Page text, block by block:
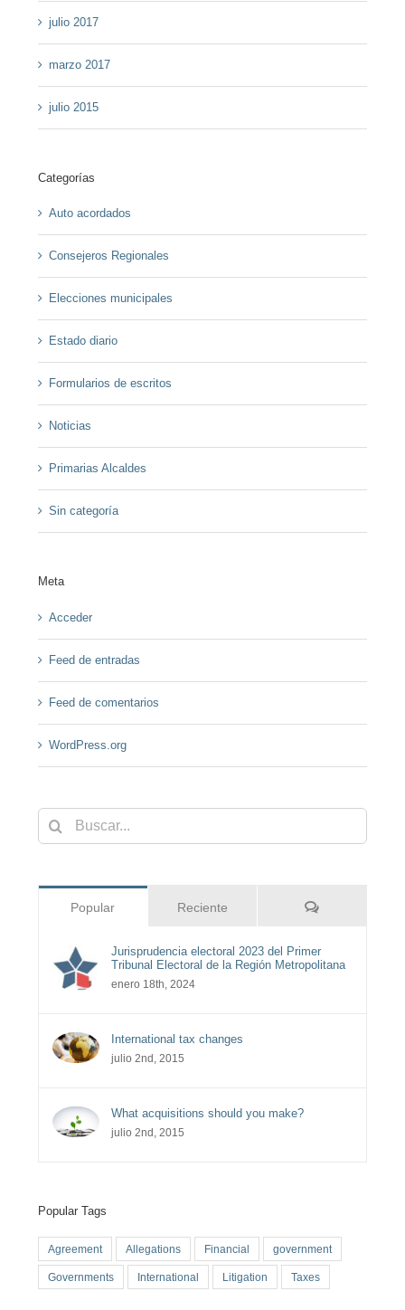
julio 2017
marzo 2017
julio 2015
Categorías
Auto acordados
Consejeros Regionales
Elecciones municipales
Estado diario
Formularios de escritos
Noticias
Primarias Alcaldes
Sin categoría
Meta
Acceder
Feed de entradas
Feed de comentarios
WordPress.org
Buscar:
Popular Reciente Comentarios
Jurisprudencia electoral 2023 del Primer
Tribunal Electoral de la Región Metropolitana
enero 18th, 2024
International tax changes
julio 2nd, 2015
What acquisitions should you make?
julio 2nd, 2015
Popular Tags
Agreement Allegations Financial government
Governments International Litigation Taxes